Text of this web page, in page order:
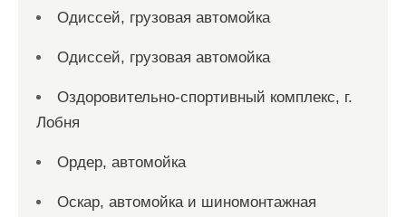
Одиссей, грузовая автомойка
Одиссей, грузовая автомойка
Оздоровительно-спортивный комплекс, г.
Лобня
Ордер, автомойка
Оскар, автомойка и шиномонтажная